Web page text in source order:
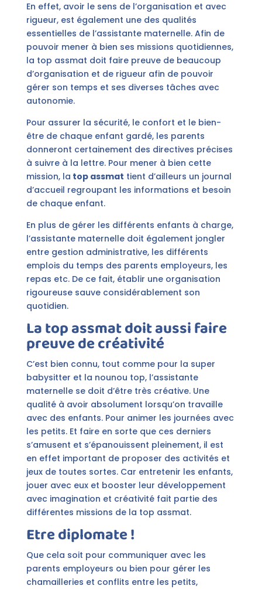
En effet, avoir le sens de l’organisation et avec
rigueur, est également une des qualités
essentielles de l’assistante maternelle. Afin de
pouvoir mener à bien ses missions quotidiennes,
la top assmat doit faire preuve de beaucoup
d’organisation et de rigueur afin de pouvoir
gérer son temps et ses diverses tâches avec
autonomie.
Pour assurer la sécurité, le confort et le bien-
être de chaque enfant gardé, les parents
donneront certainement des directives précises
à suivre à la lettre. Pour mener à bien cette
mission, la top assmat tient d’ailleurs un journal
d’accueil regroupant les informations et besoin
de chaque enfant.
En plus de gérer les différents enfants à charge,
l’assistante maternelle doit également jongler
entre gestion administrative, les différents
emplois du temps des parents employeurs, les
repas etc. De ce fait, établir une organisation
rigoureuse sauve considérablement son
quotidien.
La top assmat doit aussi faire
preuve de créativité
C’est bien connu, tout comme pour la super
babysitter et la nounou top, l’assistante
maternelle se doit d’être très créative. Une
qualité à avoir absolument lorsqu’on travaille
avec des enfants. Pour animer les journées avec
les petits. Et faire en sorte que ces derniers
s’amusent et s’épanouissent pleinement, il est
en effet important de proposer des activités et
jeux de toutes sortes. Car entretenir les enfants,
jouer avec eux et booster leur développement
avec imagination et créativité fait partie des
différentes missions de la top assmat.
Etre diplomate !
Que cela soit pour communiquer avec les
parents employeurs ou bien pour gérer les
chamailleries et conflits entre les petits,